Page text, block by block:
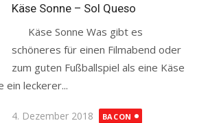
Käse Sonne – Sol Queso
Käse Sonne Was gibt es
schöneres für einen Filmabend oder
zum guten Fußballspiel als eine Käse
ein leckerer...
Posted
4. Dezember 2018
BACON